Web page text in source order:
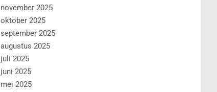
november 2025
oktober 2025
september 2025
augustus 2025
juli 2025
juni 2025
mei 2025